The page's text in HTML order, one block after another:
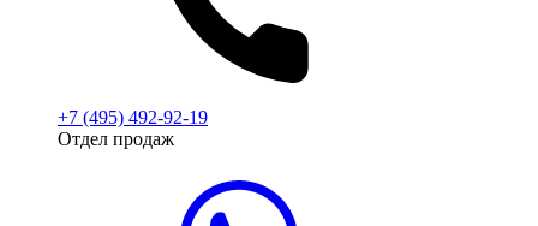
+7 (495) 492-92-19
Отдел продаж